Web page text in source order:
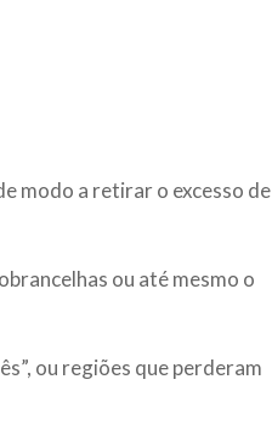
modo a retirar o excesso de
ou até mesmo o
ou regiões que perderam